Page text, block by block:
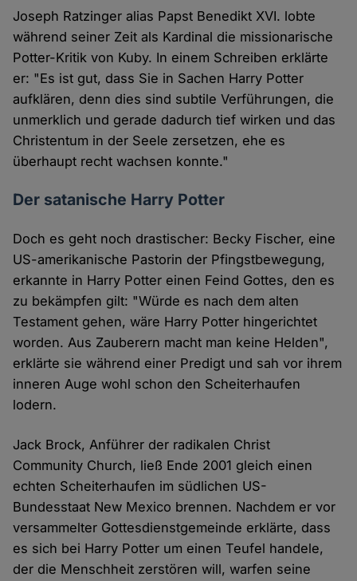
Joseph Ratzinger alias Papst Benedikt XVI. lobte
während seiner Zeit als Kardinal die missionarische
Potter-Kritik von Kuby. In einem Schreiben erklärte
er: "Es ist gut, dass Sie in Sachen Harry Potter
aufklären, denn dies sind subtile Verführungen, die
unmerklich und gerade dadurch tief wirken und das
Christentum in der Seele zersetzen, ehe es
überhaupt recht wachsen konnte."
Der satanische Harry Potter
Doch es geht noch drastischer: Becky Fischer, eine
US-amerikanische Pastorin der Pfingstbewegung,
erkannte in Harry Potter einen Feind Gottes, den es
zu bekämpfen gilt: "Würde es nach dem alten
Testament gehen, wäre Harry Potter hingerichtet
worden. Aus Zauberern macht man keine Helden",
erklärte sie während einer Predigt und sah vor ihrem
inneren Auge wohl schon den Scheiterhaufen
lodern.
Jack Brock, Anführer der radikalen Christ
Community Church, ließ Ende 2001 gleich einen
echten Scheiterhaufen im südlichen US-
Bundesstaat New Mexico brennen. Nachdem er vor
versammelter Gottesdienstgemeinde erklärte, dass
es sich bei Harry Potter um einen Teufel handele,
der die Menschheit zerstören will, warfen seine